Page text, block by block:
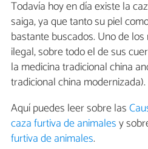
Todavía hoy en día existe la
saiga, ya que tanto su piel
bastante buscados. Uno de
ilegal, sobre todo el de sus
la medicina tradicional china
tradicional china modernizada).
Aquí puedes leer sobre las
caza furtiva de animalesy
furtiva de animales.